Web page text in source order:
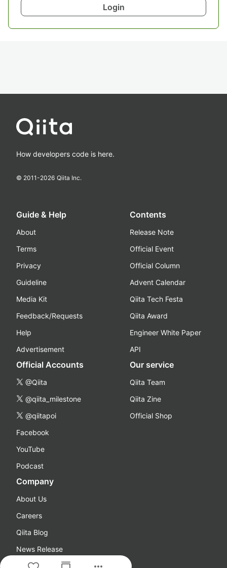
Login
How developers code is here.
© 2011-2026 Qiita Inc.
Guide & Help
About
Terms
Privacy
Guideline
Media Kit
Feedback/Requests
Help
Advertisement
Contents
Release Note
Official Event
Official Column
Advent Calendar
Qiita Tech Festa
Qiita Award
Engineer White Paper
API
Official Accounts
@Qiita
@qiita_milestone
@qiitapoi
Facebook
YouTube
Podcast
Our service
Qiita Team
Qiita Zine
Official Shop
Company
About Us
Careers
Qiita Blog
News Release